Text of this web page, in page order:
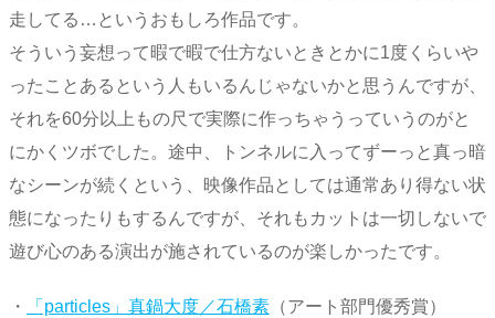
走してる…というおもしろ作品です。
そういう妄想って暇で暇で仕方ないときとかに1度くらいや
ったことあるという人もいるんじゃないかと思うんですが、
それを60分以上もの尺で実際に作っちゃうっていうのがと
にかくツボでした。途中、トンネルに入ってずーっと真っ暗
なシーンが続くという、映像作品としては通常あり得ない状
態になったりもするんですが、それもカットは一切しないで
遊び心のある演出が施されているのが楽しかったです。
・ 「particles」真鍋大度／石橋素 （アート部門優秀賞）